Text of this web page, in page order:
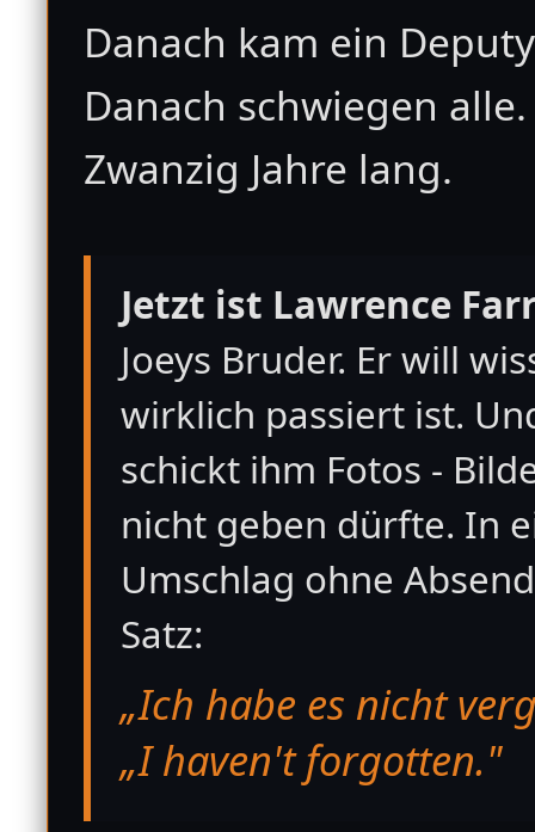
Danach kam ein
Danach schwiegen alle.
Zwanzig Jahre lang.
Jetzt ist Lawrence
Joeys Bruder. Er will
wirklich passiert ist.
schickt ihm Fotos -
nicht geben dürfte. In
Umschlag ohne
Satz:
„Ich habe es nicht
„I haven't forgotten."